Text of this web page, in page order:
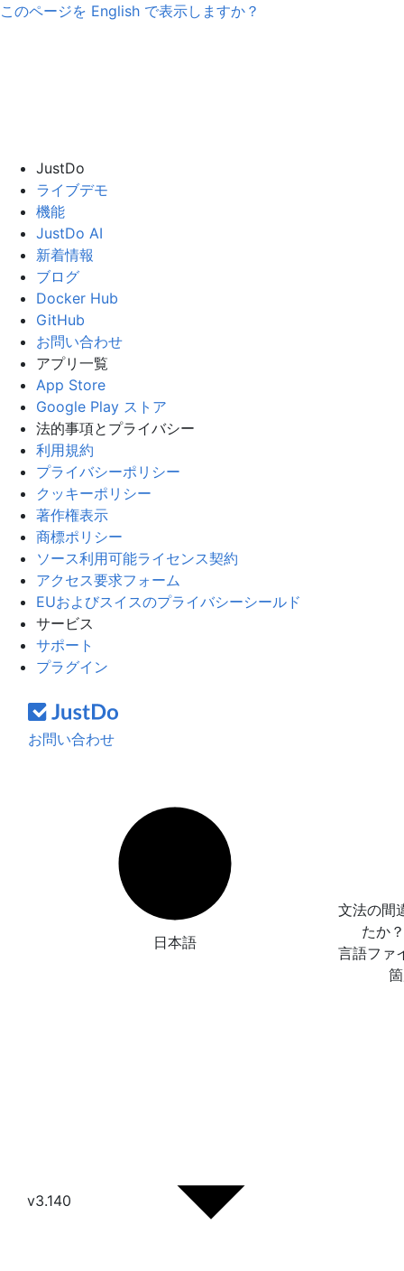
このページを English で表示しますか？
JustDo
ライブデモ
機能
JustDo AI
新着情報
ブログ
Docker Hub
GitHub
お問い合わせ
アプリ一覧
App Store
Google Play ストア
法的事項とプライバシー
利用規約
プライバシーポリシー
クッキーポリシー
著作権表示
商標ポリシー
ソース利用可能ライセンス契約
アクセス要求フォーム
EUおよびスイスのプライバシーシールド
サービス
サポート
プラグイン
お問い合わせ
日本語
文法の間
たか
言語ファ
v3.140